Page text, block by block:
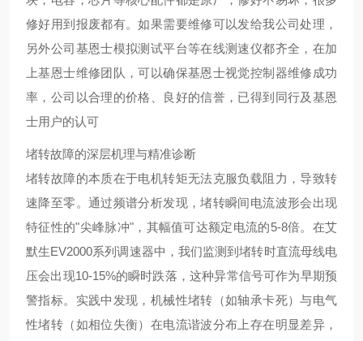
修好用到报废都有。如果需要维修可以发给我公司处理，
另外公司基恩士模拟测试平台等在线测速仪都齐全，在加
上基恩士维修团队，可以确保基恩士视觉控制器维修成功
率，公司以合理的价格、良好的信誉，已得到同行及基恩
士用户的认可
堵转故障的深层机理与精准诊断
堵转故障的本质在于电机转矩无法克服负载阻力，导致转
速降至零。通过频谱分析发现，堵转瞬间电流波形会出现
特征性的"尖峰脉冲"，其幅值可达额定电流的5-8倍。在艾
默生EV2000系列调速器中，我们监测到堵转时直流母线电
压会出现10-15%的瞬时跌落，这种异常信号可作为早期预
警指标。实践中发现，机械性堵转（如轴承卡死）与电气
性堵转（如相位失衡）在电流谐波分布上存在明显差异，